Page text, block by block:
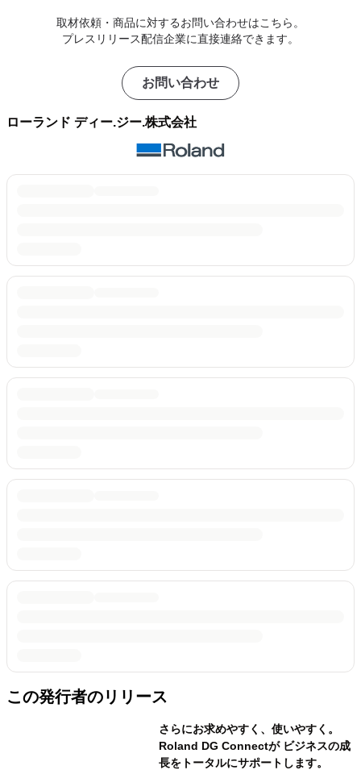
取材依頼・商品に対するお問い合わせはこちら。
プレスリリース配信企業に直接連絡できます。
お問い合わせ
ローランド ディー.ジー.株式会社
この発行者のリリース
さらにお求めやすく、使いやすく。
Roland DG Connectが ビジネスの成
長をトータルにサポートします。